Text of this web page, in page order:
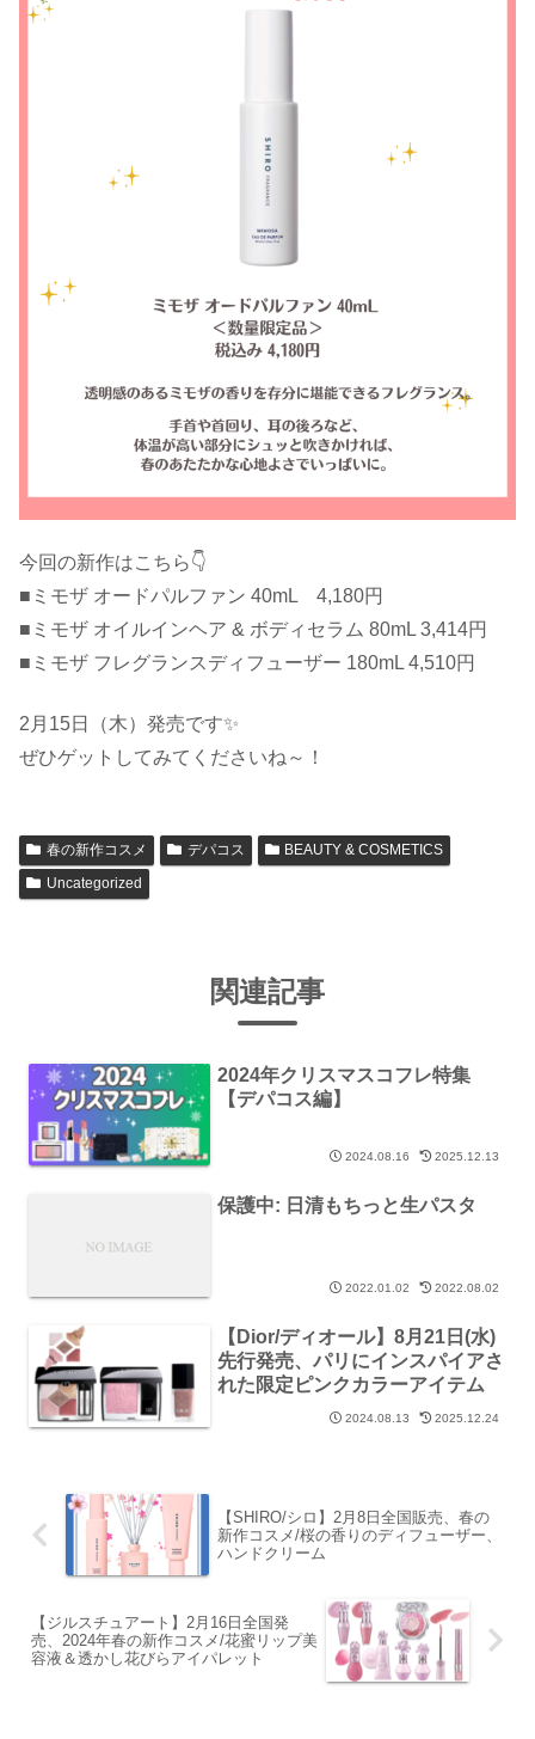
今回の新作はこちら👇
■ミモザ オードパルファン 40mL 4,180円
■ミモザ オイルインヘア & ボディセラム 80mL 3,414円
■ミモザ フレグランスディフューザー 180mL 4,510円
2月15日（木）発売です✨
ぜひゲットしてみてくださいね～！
春の新作コスメ デパコス
BEAUTY & COSMETICS
Uncategorized
関連記事
2024年クリスマスコフレ特集
【デパコス編】
2024.08.16 2025.12.13
保護中: 日清もちっと生パスタ
2022.01.02 2022.08.02
【Dior/ディオール】8月21日(水)
先行発売、パリにインスパイアさ
れた限定ピンクカラーアイテム
2024.08.13 2025.12.24
【SHIRO/シロ】2月8日全国販売、春の
新作コスメ/桜の香りのディフューザー、
ハンドクリーム
【ジルスチュアート】2月16日全国発
売、2024年春の新作コスメ/花蜜リップ美
容液＆透かし花びらアイパレット